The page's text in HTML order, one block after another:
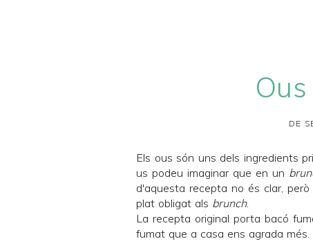
DE
Els ous són uns dels ingredients
us podeu imaginar que en un
d'aquesta recepta no és clar,
plat obligat als brunch.
La recepta original porta bacó
fumat que a casa ens agrada més.